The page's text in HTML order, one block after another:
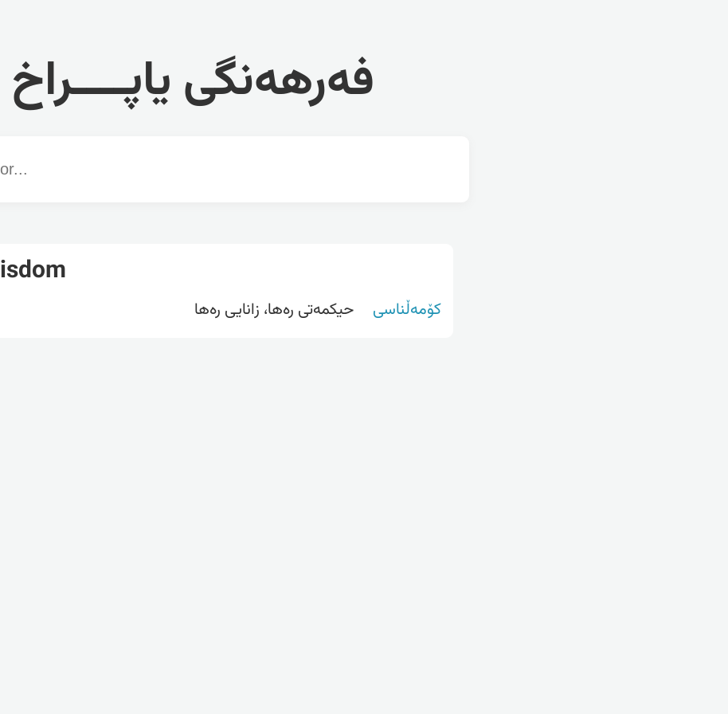
فەرهەنگی یاپــــراخ
کۆمەڵناسی حیکمەتی رەها، زانایی رەها